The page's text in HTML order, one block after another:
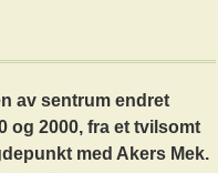
av sentrum endret
og 2000, fra et tvilsomt
med Akers Mek.